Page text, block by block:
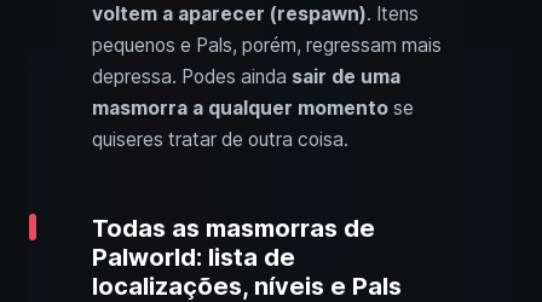
voltem a aparecer (respawn). Itens
pequenos e Pals, porém, regressam mais
depressa. Podes ainda sair de uma
masmorra a qualquer momento se
quiseres tratar de outra coisa.
Todas as masmorras de
Palworld: lista de
localizações, níveis e Pals